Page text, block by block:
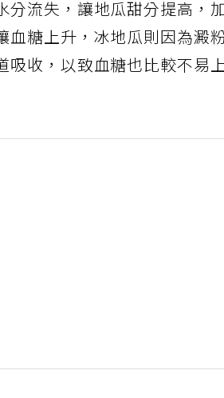
流失，讓地瓜甜分提高，
糖上升，冰地瓜則因為澱
收，以致血糖也比較不易